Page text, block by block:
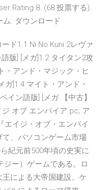
Rating 8. (68 投票する).
. ダウンロード
ド1.1 Ni No Kuni 2レヴァ
版] [メガ]1.2 タイタン2攻
・アンド・マジック・ヒ
ガ]1.4 マイト・アンド・
イン語版] [メガ 【中古】
オブ エンパイア pc; ア
エイジ・オブ・エンパイ
、パソコンゲーム市場
紀元前500年頃の史実に
ー）ゲームである。ロ
による大帝国建設、ケ